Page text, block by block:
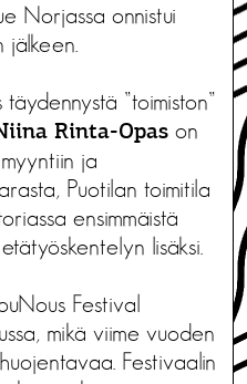
Norjassa onnistui
jälkeen.
täydennystä ”toimiston”
Rinta-Opas on
ja
Puotilan toimitila
ensimmäistä
lisäksi.
Festival
mikä viime vuoden
Festivaalin